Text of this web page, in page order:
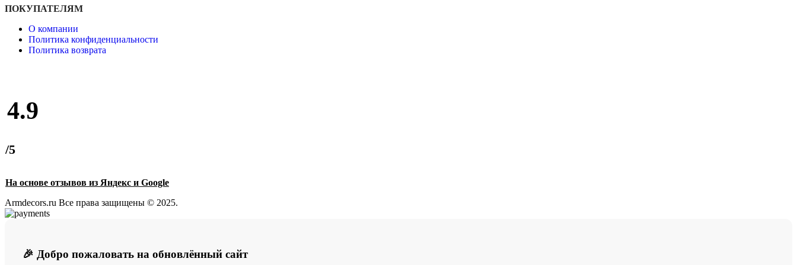
ПОКУПАТЕЛЯМ
О компании
Политика конфиденциальности
Политика возврата
4.9
/5
На основе отзывов из Яндекс и Google
Armdecors.ru Все права защищены © 2025. ​
🎉 Добро пожаловать на обновлённый сайт